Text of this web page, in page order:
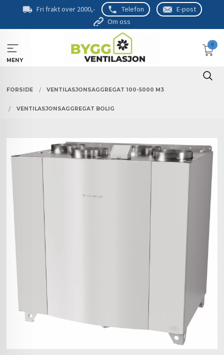
Fri frakt over 2000,- Telefon
E-post
Om oss
MENY
0
FORSIDE VENTILASJONSAGGREGAT 100-5000 M3
VENTILASJONSAGGREGAT BOLIG